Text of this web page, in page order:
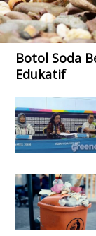
Botol Soda
Edukatif